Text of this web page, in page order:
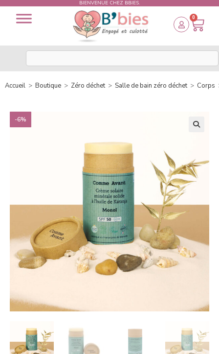
BIENVENUE CHEZ BBIES.
0
Accueil > Boutique > Zéro déchet > Salle de bain zéro déchet > Corps
-6%